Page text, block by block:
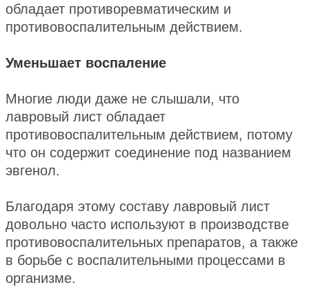
обладает противоревматическим и
противовоспалительным действием.
Уменьшает воспаление
Многие люди даже не слышали, что
лавровый лист обладает
противовоспалительным действием, потому
что он содержит соединение под названием
эвгенол.
Благодаря этому составу лавровый лист
довольно часто используют в производстве
противовоспалительных препаратов, а также
в борьбе с воспалительными процессами в
организме.